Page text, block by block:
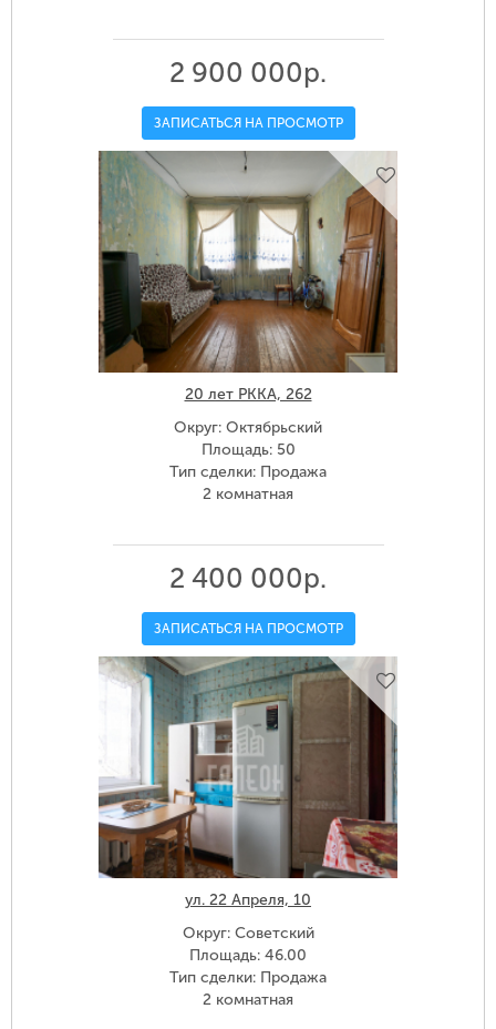
2 900 000р.
ЗАПИСАТЬСЯ НА ПРОСМОТР
20 лет РККА, 262
Округ: Октябрьский
Площадь: 50
Тип сделки: Продажа
2 комнатная
2 400 000р.
ЗАПИСАТЬСЯ НА ПРОСМОТР
ул. 22 Апреля, 10
Округ: Советский
Площадь: 46.00
Тип сделки: Продажа
2 комнатная